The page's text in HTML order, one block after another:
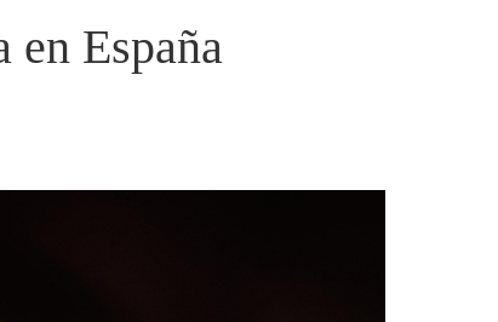
en España